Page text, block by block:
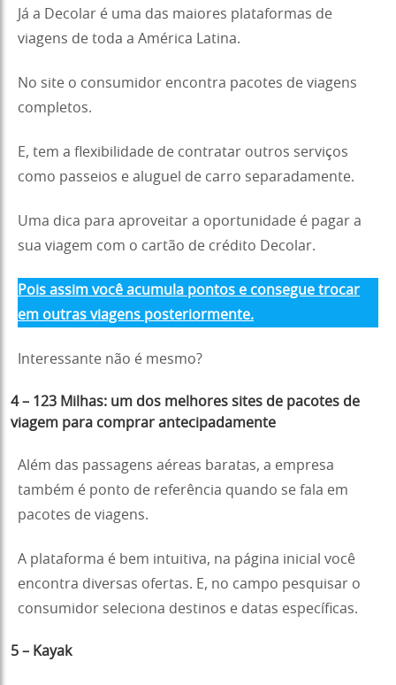
Já a Decolar é uma das maiores plataformas de
viagens de toda a América Latina.
No site o consumidor encontra pacotes de viagens
completos.
E, tem a flexibilidade de contratar outros serviços
como passeios e aluguel de carro separadamente.
Uma dica para aproveitar a oportunidade é pagar a
sua viagem com o cartão de crédito Decolar.
Pois assim você acumula pontos e consegue trocar
em outras viagens posteriormente.
Interessante não é mesmo?
4 – 123 Milhas: um dos melhores sites de pacotes de
viagem para comprar antecipadamente
Além das passagens aéreas baratas, a empresa
também é ponto de referência quando se fala em
pacotes de viagens.
A plataforma é bem intuitiva, na página inicial você
encontra diversas ofertas. E, no campo pesquisar o
consumidor seleciona destinos e datas específicas.
5 – Kayak